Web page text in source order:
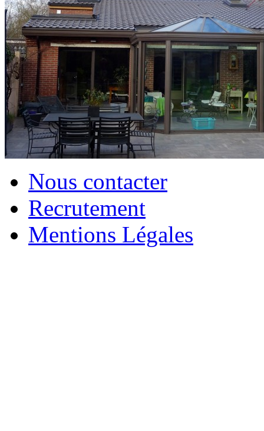
Nous contacter
Recrutement
Mentions Légales